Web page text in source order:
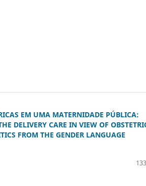
EM UMA MATERNIDADE PÚBLICA:
DELIVERY CARE IN VIEW OF
FROM THE GENDER LANGUAGE